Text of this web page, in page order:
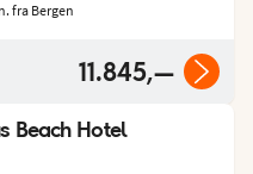
fra Bergen
11.845,—
Beach Hotel